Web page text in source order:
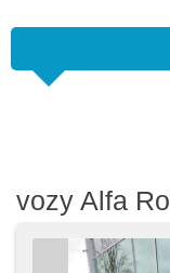
vozy Alfa